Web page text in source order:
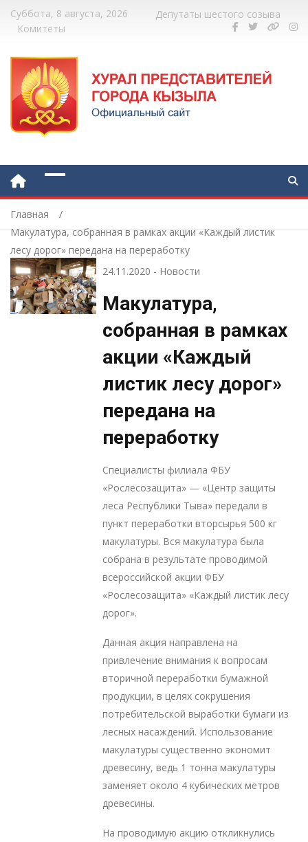
Суббота, 8 августа, 2026
Депутаты шестого созыва
Комитеты
Главная
Макулатура, собранная в рамках акции «Каждый листик
лесу дорог» передана на переработку
24.11.2020 - Новости
Макулатура,
собранная в рамках
акции «Каждый
листик лесу дорог»
передана на
переработку
Специалисты филиала ФБУ
«Рослесозащита» — «Центр защиты
леса Республики Тыва» передали в
пункт переработки вторсырья 500 кг
макулатуры. Вся макулатура была
собрана в результате проводимой
всероссийской акции ФБУ
«Рослесозащита» «Каждый листик лесу
дорог».
Данная акция направлена на
привлечение внимания к вопросам
вторичной переработки бумажной
продукции, в целях сокрушения
потребительской выработки бумаги из
лесных насаждений. Использование
макулатуры существенно экономит
древесину, ведь 1 тонна макулатуры
заменяет около 4 кубических метров
древесины.
На проводимую акцию откликнулись